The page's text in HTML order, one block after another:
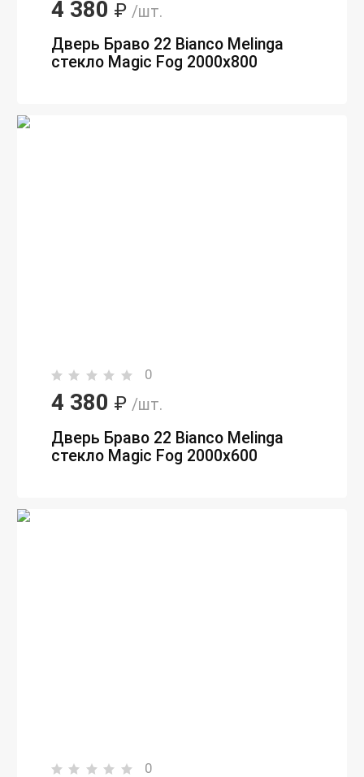
4 380 ₽ /шт.
Дверь Браво 22 Bianco Melinga
стекло Magic Fog 2000х800
0
4 380 ₽ /шт.
Дверь Браво 22 Bianco Melinga
стекло Magic Fog 2000х600
0